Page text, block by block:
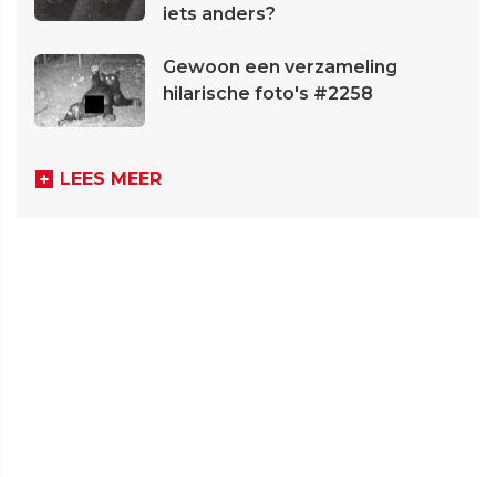
iets anders?
Gewoon een verzameling
hilarische foto's #2258
LEES MEER